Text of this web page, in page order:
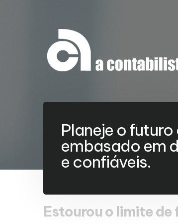
Planeje o
embasado em
e confiáveis.
Estourou o limite